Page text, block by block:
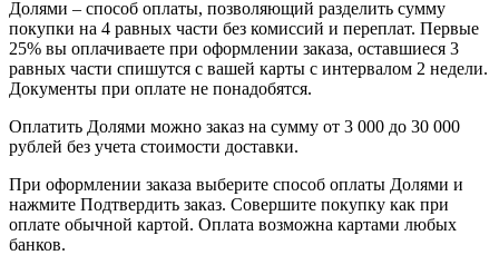
Долями – способ оплаты, позволяющий разделить сумму
покупки на 4 равных части без комиссий и переплат. Первые
25% вы оплачиваете при оформлении заказа, оставшиеся 3
равных части спишутся с вашей карты с интервалом 2 недели.
Документы при оплате не понадобятся.
Оплатить Долями можно заказ на сумму от 3 000 до 30 000
рублей без учета стоимости доставки.
При оформлении заказа выберите способ оплаты Долями и
нажмите Подтвердить заказ. Совершите покупку как при
оплате обычной картой. Оплата возможна картами любых
банков.